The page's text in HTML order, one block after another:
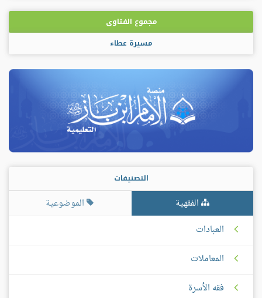
مجموع الفتاوى
مسيرة عطاء
التصنيفات
الفقهية
الموضوعية
العبادات
المعاملات
فقه الأسرة